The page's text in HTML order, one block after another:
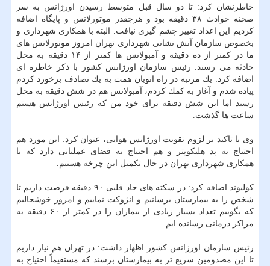
خاطرنشان كرد: تا دو سال قبل متوسط رسیدن اورژانس به سر
صحنه حوادث ۳۸ دقیقه بود و هرچقدر موتورلانس و پایگاه اضافه
كردیم این اعداد تغییر چشم گیری نیافت. البته با همكاری شهرداری و
بخصوص سازمان آتش نشانی شهرداری تهران امروز موتورلانس های
ما در كمتر از ده دقیقه و آمبولانس ها كمتر از ۱۴ دقیقه به محل
حادثه می رسند. رئیس سازمان اورژانس كشور با ذكر خاطره ای
اضافه كرد: یك مرتبه در راه اتوبان همت به یك تصادف برخورد كردم
پیاده شدم و آغاز به كمك كردم، آمبولانس هم در شش دقیقه به محل
رسید اما این شش دقیقه برای خود من كه رئیس اورژانس هستم
ساعت ها گذشت.
وی با تاكید بر لزوم تقویت اورژانس هوایی، عنوان كرد: این مورد هم
احتیاج به پد هلیكوپتر و هم احتیاج به فضای عملیاتی دارد كه با
همكاری شهرداری تهران در حال تكمیل این چرخه هستیم.
كولیوند اضافه كرد: در سكته های حاد قلبی ۹۰ دقیقه فرصت داریم تا
شخص را به بیمارستان برسانیم و انژوكت نماییم و امروز خوشحالیم
كه بگوییم تعداد بسیار زیادی از بیماران را در كمتر از ۶۰ دقیقه به
مراكز درمانی رسانده ایم.
رئیس سازمان اورژانس كشور اظهار داشت: در تهران هم نیاز داریم
تا این مصدومین سریع تر به بیمارستان برسند كه مستقیماً احتیاج به